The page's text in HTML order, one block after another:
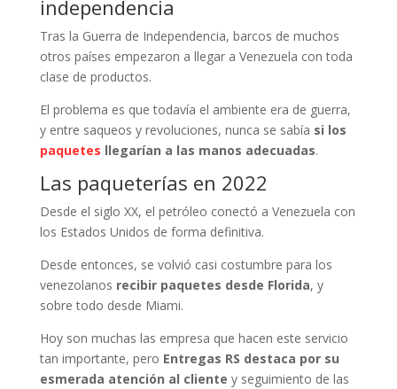
independencia
Tras la Guerra de Independencia, barcos de muchos
otros países empezaron a llegar a Venezuela con toda
clase de productos.
El problema es que todavía el ambiente era de guerra,
y entre saqueos y revoluciones, nunca se sabía si los
paquetes llegarían a las manos adecuadas.
Las paqueterías en 2022
Desde el siglo XX, el petróleo conectó a Venezuela con
los Estados Unidos de forma definitiva.
Desde entonces, se volvió casi costumbre para los
venezolanos recibir paquetes desde Florida, y
sobre todo desde Miami.
Hoy son muchas las empresa que hacen este servicio
tan importante, pero Entregas RS destaca por su
esmerada atención al cliente y seguimiento de las